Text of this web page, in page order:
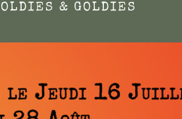
OLDIES & GOLDIES